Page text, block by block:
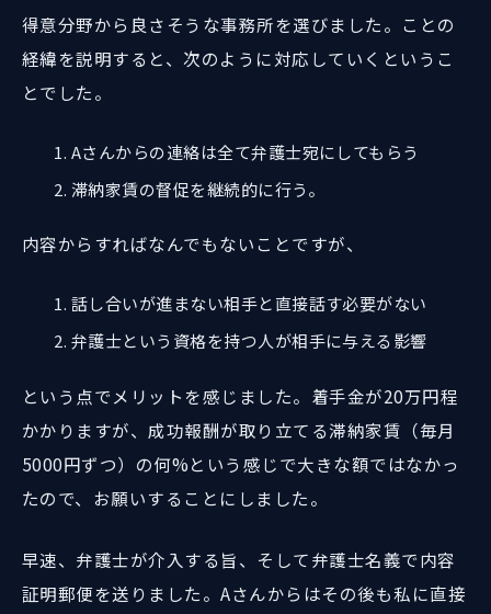
得意分野から良さそうな事務所を選びました。ことの
経緯を説明すると、次のように対応していくというこ
とでした。
Aさんからの連絡は全て弁護士宛にしてもらう
滞納家賃の督促を継続的に行う。
内容からすればなんでもないことですが、
話し合いが進まない相手と直接話す必要がない
弁護士という資格を持つ人が相手に与える影響
という点でメリットを感じました。着手金が20万円程
かかりますが、成功報酬が取り立てる滞納家賃（毎月
5000円ずつ）の何%という感じで大きな額ではなかっ
たので、お願いすることにしました。
早速、弁護士が介入する旨、そして弁護士名義で内容
証明郵便を送りました。Aさんからはその後も私に直接